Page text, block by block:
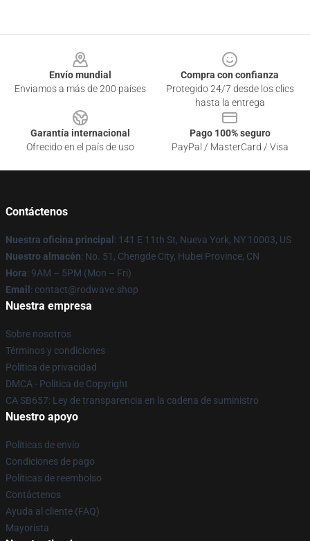
Envío mundial
Enviamos a más de 200 países
Compra con confianza
Protegido 24/7 desde los clics
hasta la entrega
Garantía internacional
Ofrecido en el país de uso
Pago 100% seguro
PayPal / MasterCard / Visa
Contáctenos
Nuestra oficina principal : 141 E 11th St, Nueva York, NY 10003, US
Nuestro almacén: No. 51, Chengde City, Hubei Province, CN
Hora: 9AM – 5PM (Mon – Fri)
Email : contact@rodwave.shop
Nuestra empresa
Sobre nosotros
Términos y condiciones
Política de privacidad
DMCA - Política de Copyright
CA SB657: Ley de transparencia en la cadena de suministro
Nuestro apoyo
Políticas de envío
Condiciones de pago
Políticas de reembolso
Contáctenos
Ayuda al cliente (FAQ)
Mayorista